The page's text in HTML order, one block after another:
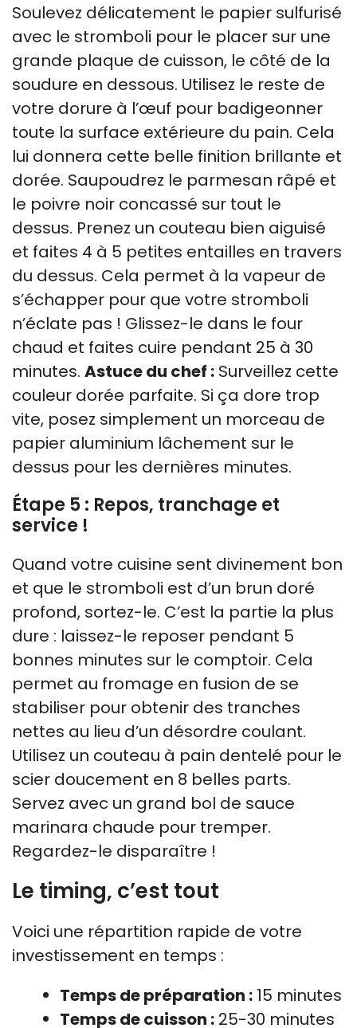
Soulevez délicatement le papier sulfurisé
avec le stromboli pour le placer sur une
grande plaque de cuisson, le côté de la
soudure en dessous. Utilisez le reste de
votre dorure à l’œuf pour badigeonner
toute la surface extérieure du pain. Cela
lui donnera cette belle finition brillante et
dorée. Saupoudrez le parmesan râpé et
le poivre noir concassé sur tout le
dessus. Prenez un couteau bien aiguisé
et faites 4 à 5 petites entailles en travers
du dessus. Cela permet à la vapeur de
s’échapper pour que votre stromboli
n’éclate pas ! Glissez-le dans le four
chaud et faites cuire pendant 25 à 30
minutes. Astuce du chef : Surveillez cette
couleur dorée parfaite. Si ça dore trop
vite, posez simplement un morceau de
papier aluminium lâchement sur le
dessus pour les dernières minutes.
Étape 5 : Repos, tranchage et
service !
Quand votre cuisine sent divinement bon
et que le stromboli est d’un brun doré
profond, sortez-le. C’est la partie la plus
dure : laissez-le reposer pendant 5
bonnes minutes sur le comptoir. Cela
permet au fromage en fusion de se
stabiliser pour obtenir des tranches
nettes au lieu d’un désordre coulant.
Utilisez un couteau à pain dentelé pour le
scier doucement en 8 belles parts.
Servez avec un grand bol de sauce
marinara chaude pour tremper.
Regardez-le disparaître !
Le timing, c’est tout
Voici une répartition rapide de votre
investissement en temps :
Temps de préparation : 15 minutes
Temps de cuisson : 25-30 minutes